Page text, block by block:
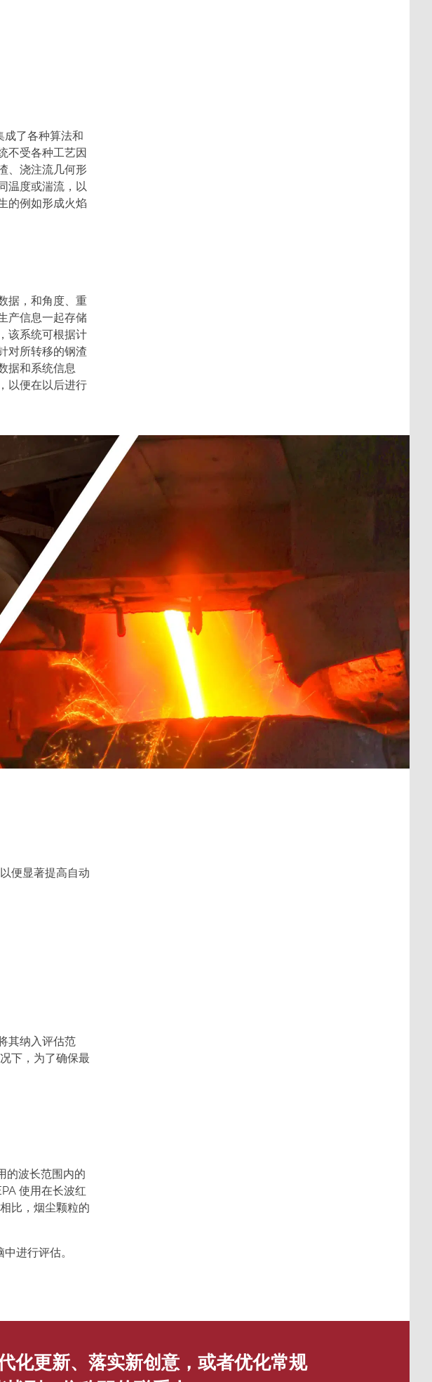
成了各种算法和
不受各种工艺因
、浇注流几何形
温度或湍流，以
的例如形成火焰
据，和角度、重
产信息一起存储
该系统可根据计
对所转移的钢渣
据和系统信息
以便在以后进行
便显著提高自动
其纳入评估范
下，为了确保最
的波长范围内的
使用在长波红
比，烟尘颗粒的
进行评估。
化更新、落实新创意，或者优化常规